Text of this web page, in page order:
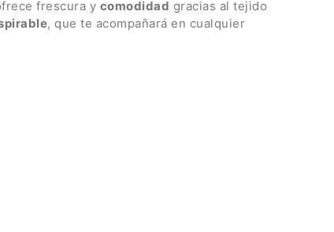
frescura y comodidad gracias al tejido
, que te acompañará en cualquier